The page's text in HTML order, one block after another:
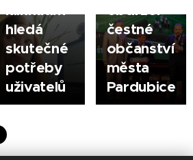
kliknutím
hledá
skutečné
potřeby
uživatelů
obdržel
čestné
občanství
města
Pardubice